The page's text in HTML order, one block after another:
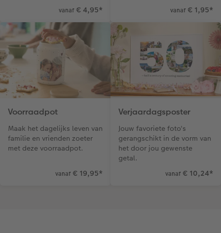
vanaf € 4,95* vanaf € 1,95*
Voorraadpot
Maak het dagelijks leven van
familie en vrienden zoeter
met deze voorraadpot.
vanaf € 19,95*
Verjaardagsposter
Jouw favoriete foto's
gerangschikt in de vorm van
het door jou gewenste
getal.
vanaf € 10,24*